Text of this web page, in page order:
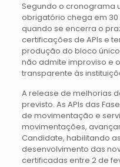
Segundo o cronograma
obrigatório chega em
quando se encerra o
certificações de APIs e
produção do bloco único
não admite improviso e
transparente às
A release de melhorias
previsto. As APIs das
de movimentação e
movimentações,
Candidate, habilitando
desenvolvimento das
certificadas entre 2 de